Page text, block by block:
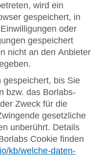
wird ein
gespeichert, in
oder
gespeichert
nicht an den Anbieter
gespeichert, bis Sie
bzw. das Borlabs-
Zweck für die
gesetzliche
unberührt. Details
Cookie finden
kb/welche-daten-